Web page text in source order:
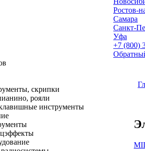
Ростов-
Самара
Санкт-
Уфа
+7 (800)
скрипки
рояли
инструменты